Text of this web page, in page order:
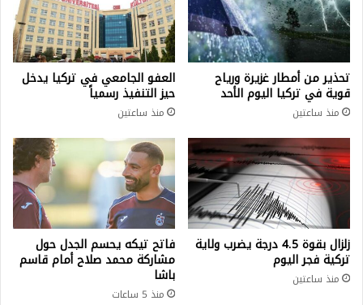
تحذير من أمطار غزيرة ورياح
قوية في تركيا اليوم الأحد
منذ ساعتين
العفو الجامعي في تركيا يدخل
حيز التنفيذ رسمياً
منذ ساعتين
زلزال بقوة 4.5 درجة يضرب ولاية
تركية فجر اليوم
منذ ساعتين
فاتح تيكه يحسم الجدل حول
مشاركة محمد صلاح أمام قاسم
باشا
منذ 5 ساعات